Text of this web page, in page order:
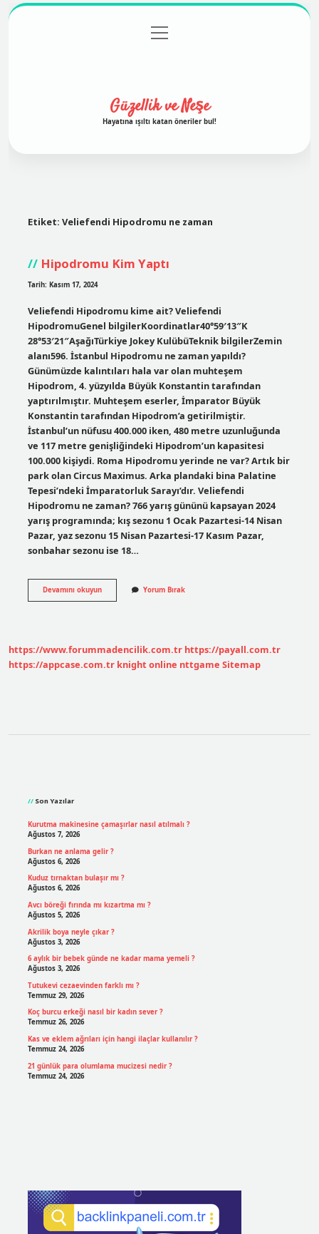
Gizlilik Politikası
menüyü
aç
Güzellik ve Neşe
Hayatına ışıltı katan öneriler bul!
Etiket: Veliefendi Hipodromu ne zaman
Hipodromu Kim Yaptı
Tarih: Kasım 17, 2024
Veliefendi Hipodromu kime ait? Veliefendi
HipodromuGenel bilgilerKoordinatlar40°59′13″K
28°53′21″AşağıTürkiye Jokey KulübüTeknik bilgilerZemin
alanı596. İstanbul Hipodromu ne zaman yapıldı?
Günümüzde kalıntıları hala var olan muhteşem
Hipodrom, 4. yüzyılda Büyük Konstantin tarafından
yaptırılmıştır. Muhteşem eserler, İmparator Büyük
Konstantin tarafından Hipodrom’a getirilmiştir.
İstanbul’un nüfusu 400.000 iken, 480 metre uzunluğunda
ve 117 metre genişliğindeki Hipodrom’un kapasitesi
100.000 kişiydi. Roma Hipodromu yerinde ne var? Artık bir
park olan Circus Maximus. Arka plandaki bina Palatine
Tepesi’ndeki İmparatorluk Sarayı’dır. Veliefendi
Hipodromu ne zaman? 766 yarış gününü kapsayan 2024
yarış programında; kış sezonu 1 Ocak Pazartesi-14 Nisan
Pazar, yaz sezonu 15 Nisan Pazartesi-17 Kasım Pazar,
sonbahar sezonu ise 18…
Devamını okuyunHipodromu
Kim
Yorum Bırak
https://www.forummadencilik.com.tr https://payall.com.tr
https://appcase.com.tr knight online nttgame Sitemap
Son Yazılar
Kurutma makinesine çamaşırlar nasıl atılmalı ?
Ağustos 7, 2026
Burkan ne anlama gelir ?
Ağustos 6, 2026
Kuduz tırnaktan bulaşır mı ?
Ağustos 6, 2026
Avcı böreği fırında mı kızartma mı ?
Ağustos 5, 2026
Akrilik boya neyle çıkar ?
Ağustos 3, 2026
6 aylık bir bebek günde ne kadar mama yemeli ?
Ağustos 3, 2026
Tutukevi cezaevinden farklı mı ?
Temmuz 29, 2026
Koç burcu erkeği nasıl bir kadın sever ?
Temmuz 26, 2026
Kas ve eklem ağrıları için hangi ilaçlar kullanılır ?
Temmuz 24, 2026
21 günlük para olumlama mucizesi nedir ?
Temmuz 24, 2026